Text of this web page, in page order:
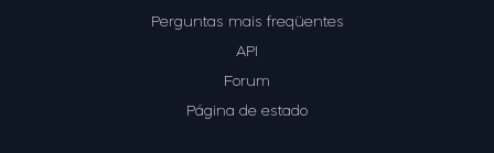
Perguntas mais freqüentes
API
Forum
Página de estado